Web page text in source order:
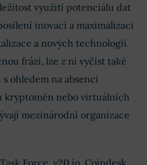
využití potenciálu dat
inovací a maximalizaci
a nových technologií.
frázi, lze z ní vyčíst také
ohledem na absenci
kryptoměn nebo virtuálních
mezinárodní organizace
Force, v20.io, Coindesk,